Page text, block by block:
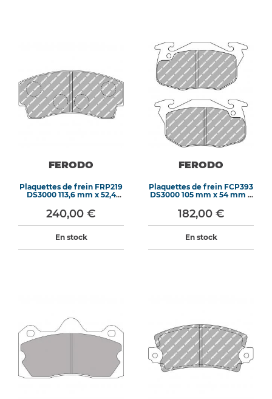
FERODO
Plaquettes de frein FRP219
DS3000 113,6 mm x 52,4
240,00 €
En stock
FERODO
Plaquettes de frein FCP393
DS3000 105 mm x 54 mm x
182,00 €
En stock